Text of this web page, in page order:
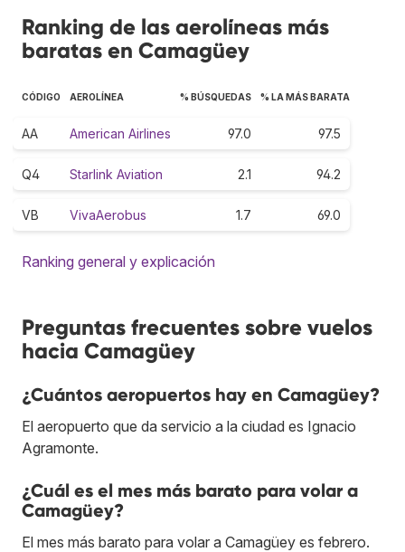
Ranking de las aerolíneas más
baratas en Camagüey
CÓDIGO AEROLÍNEA % BÚSQUEDAS % LA MÁS BARATA
AA American Airlines 97.0 97.5
Q4 Starlink Aviation 2.1 94.2
VB VivaAerobus 1.7 69.0
Ranking general y explicación
Preguntas frecuentes sobre vuelos
hacia Camagüey
¿Cuántos aeropuertos hay en Camagüey?
El aeropuerto que da servicio a la ciudad es Ignacio
Agramonte.
¿Cuál es el mes más barato para volar a
Camagüey?
El mes más barato para volar a Camagüey es febrero.